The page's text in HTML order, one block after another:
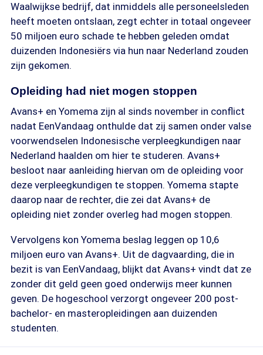
Waalwijkse bedrijf, dat inmiddels alle personeelsleden
heeft moeten ontslaan, zegt echter in totaal ongeveer
50 miljoen euro schade te hebben geleden omdat
duizenden Indonesiërs via hun naar Nederland zouden
zijn gekomen.
Opleiding had niet mogen stoppen
Avans+ en Yomema zijn al sinds november in conflict
nadat EenVandaag onthulde dat zij samen onder valse
voorwendselen Indonesische verpleegkundigen naar
Nederland haalden om hier te studeren. Avans+
besloot naar aanleiding hiervan om de opleiding voor
deze verpleegkundigen te stoppen. Yomema stapte
daarop naar de rechter, die zei dat Avans+ de
opleiding niet zonder overleg had mogen stoppen.
Vervolgens kon Yomema beslag leggen op 10,6
miljoen euro van Avans+. Uit de dagvaarding, die in
bezit is van EenVandaag, blijkt dat Avans+ vindt dat ze
zonder dit geld geen goed onderwijs meer kunnen
geven. De hogeschool verzorgt ongeveer 200 post-
bachelor- en masteropleidingen aan duizenden
studenten.